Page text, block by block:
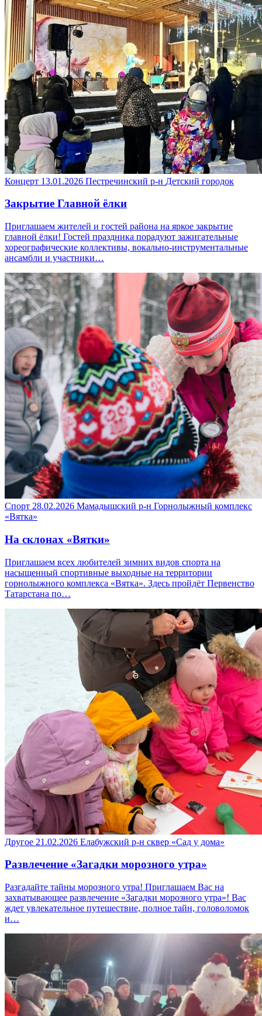
Концерт 13.01.2026 Пестречинский р-н Детский городок
Закрытие Главной ёлки
Приглашаем жителей и гостей района на яркое закрытие
главной ёлки! Гостей праздника порадуют зажигательные
хореографические коллективы, вокально-инструментальные
ансамбли и участники…
Спорт 28.02.2026 Мамадышский р-н Горнолыжный комплекс
«Вятка»
На склонах «Вятки»
Приглашаем всех любителей зимних видов спорта на
насыщенный спортивные выходные на территории
горнолыжного комплекса «Вятка». Здесь пройдёт Первенство
Татарстана по…
Другое 21.02.2026 Елабужский р-н сквер «Сад у дома»
Развлечение «Загадки морозного утра»
Разгадайте тайны морозного утра! Приглашаем Вас на
захватывающее развлечение «Загадки морозного утра»! Вас
ждет увлекательное путешествие, полное тайн, головоломок
и…